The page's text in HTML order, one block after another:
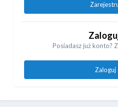
Posiadasz już konto?
Zaloguj